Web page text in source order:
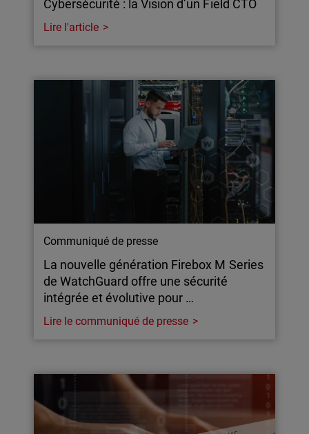
Cybersécurité : la Vision d’un Field CTO
Lire l'article
Communiqué de presse
La nouvelle génération Firebox M Series
de WatchGuard offre une sécurité
intégrée et évolutive pour …
Lire le communiqué de presse